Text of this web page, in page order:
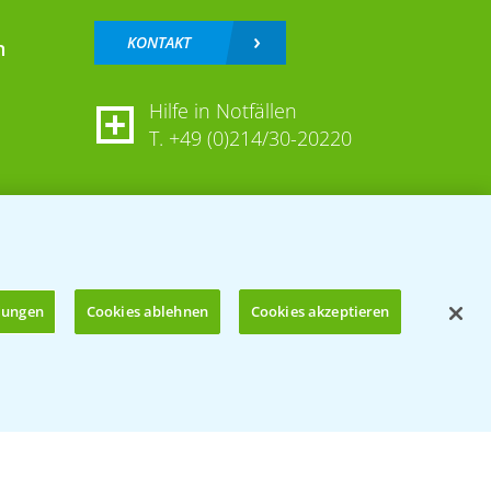
KONTAKT
Hilfe in Notfällen
T. +49 (0)214/30-20220
Cookies ablehnen Cookies akzeptieren